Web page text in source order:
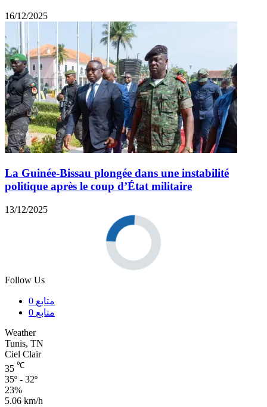
16/12/2025
La Guinée-Bissau plongée dans une instabilité
politique après le coup d’État militaire
13/12/2025
Follow Us
0 متابع
0 متابع
Weather
Tunis, TN
Ciel Clair
35 ℃
35º - 32º
23%
5.06 km/h